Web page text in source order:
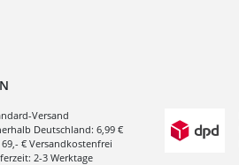
Versand
Deutschland: 6,99 €
€ Versandkostenfrei
2-3 Werktage